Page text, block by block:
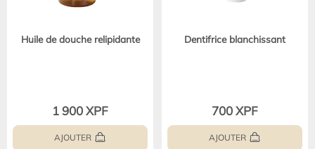
Huile de douche relipidante
1 900 XPF
AJOUTER
Dentifrice blanchissant
700 XPF
AJOUTER